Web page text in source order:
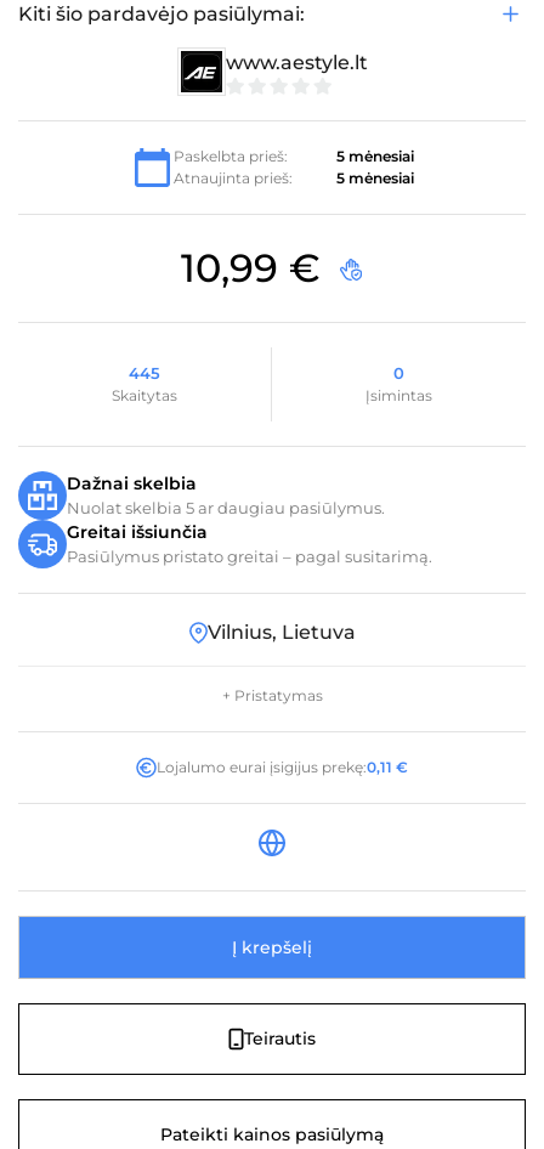
Kiti šio pardavėjo pasiūlymai:
www.aestyle.lt
5
Paskelbta prieš:
5 mėnesiai
Atnaujinta prieš:
5 mėnesiai
10,99 €
445
Skaitytas
0
Įsimintas
Dažnai skelbia
Nuolat skelbia 5 ar daugiau pasiūlymus.
Greitai išsiunčia
Pasiūlymus pristato greitai – pagal susitarimą.
Vilnius, Lietuva
+ Pristatymas
Lojalumo eurai įsigijus prekę:0,11 €
Į krepšelį
Teirautis
Pateikti kainos pasiūlymą